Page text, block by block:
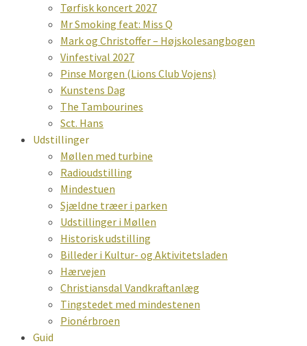
Tørfisk koncert 2027
Mr Smoking feat: Miss Q
Mark og Christoffer – Højskolesangbogen
Vinfestival 2027
Pinse Morgen (Lions Club Vojens)
Kunstens Dag
The Tambourines
Sct. Hans
Udstillinger
Møllen med turbine
Radioudstilling
Mindestuen
Sjældne træer i parken
Udstillinger i Møllen
Historisk udstilling
Billeder i Kultur- og Aktivitetsladen
Hærvejen
Christiansdal Vandkraftanlæg
Tingstedet med mindestenen
Pionérbroen
Guid